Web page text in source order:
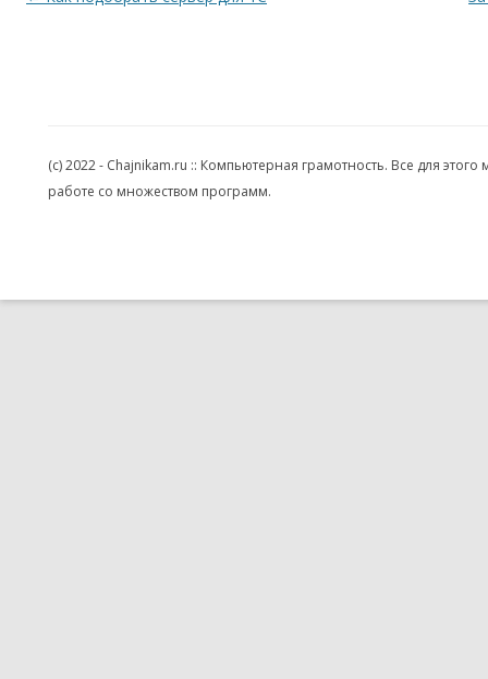
(c) 2022 - Chajnikam.ru :: Компьютерная грамотность. Все для
работе со множеством программ.